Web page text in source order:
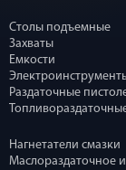
Столы подъемные
Захваты
Емкости
Раздаточные
Нагнетатели смазки
Маслораздаточное